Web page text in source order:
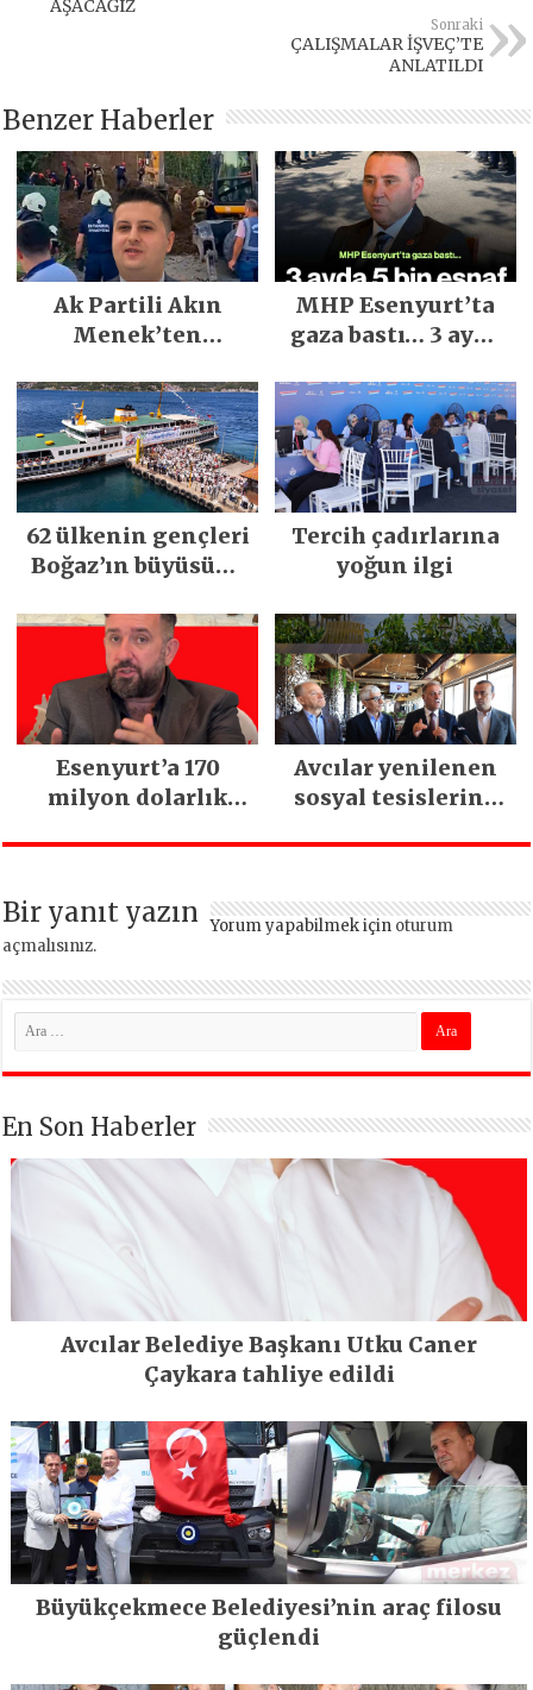
AŞACAĞIZ
Sonraki
ÇALIŞMALAR İŞVEÇ’TE
ANLATILDI
Benzer Haberler
Ak Partili Akın
Menek’ten
heyelan sonrası
kritik uyarı
MHP Esenyurt’ta
gaza bastı… 3 ayda
edildi
62 ülkenin gençleri
Boğaz’ın büyüsüne
Tercih çadırlarına
yoğun ilgi
Esenyurt’a 170
milyon dolarlık
İstanbul’un tek
Avcılar yenilenen
sosyal tesislerine
Bir yanıt yazın Yorum yapabilmek için oturum
açmalısınız.
En Son Haberler
Avcılar Belediye Başkanı Utku Caner
Çaykara tahliye edildi
Büyükçekmece Belediyesi’nin araç filosu
güçlendi